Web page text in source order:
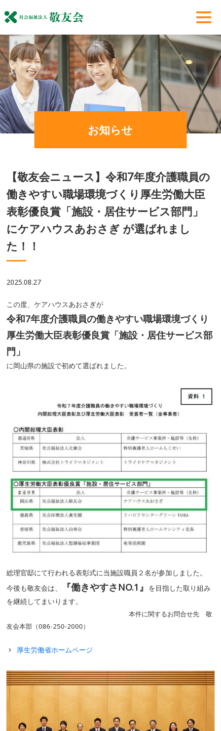
お知らせ
【敬友会ニュース】令和7年度介護職員の
働きやすい職場環境づくり厚生労働大臣
表彰優良賞「施設・居住サービス部門」
にケアハウスあおさぎ が選ばれまし
た！！
2025.08.27
この度、ケアハウスあおさぎが
令和7年度介護職員の働きやすい職場環境づくり
厚生労働大臣表彰優良賞「施設・居住サービス部
門」
に岡山県の施設で初めて選ばれました。
総理官邸にて行われる表彰式に当施設職員２名が参加しました。
今後も敬友会は、
『働きやすさNO.1』
を目指した取り組み
を継続してまいります。
本件に関するお問合せ先 敬
友会本部（086-250-2000）
厚生労働省ホームページ